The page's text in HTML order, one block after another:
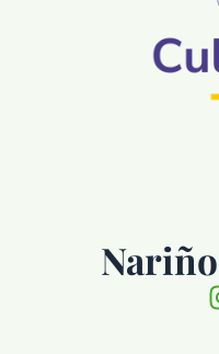
Nariño